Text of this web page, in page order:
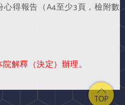
得報告（A4至少3頁，檢附數
解釋（決定）辦理。